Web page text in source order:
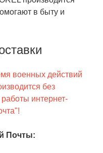
в быту и
военных действий
без
интернет-
Почты: